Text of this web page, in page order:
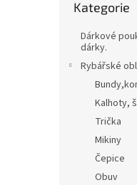
kategorie
Kategorie
Dárkové
dárky.
Rybářské
Kalhoty,
Trička
Mikiny
Čepice
Obuv